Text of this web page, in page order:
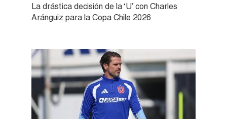
La drástica decisión de la ‘U’ con Charles
Aránguiz para la Copa Chile 2026